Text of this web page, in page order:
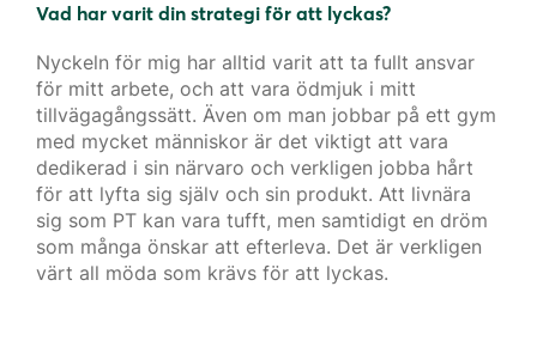
Vad har varit din strategi för att lyckas?
Nyckeln för mig har alltid varit att ta fullt ansvar
för mitt arbete, och att vara ödmjuk i mitt
tillvägagångssätt. Även om man jobbar på ett gym
med mycket människor är det viktigt att vara
dedikerad i sin närvaro och verkligen jobba hårt
för att lyfta sig själv och sin produkt. Att livnära
sig som PT kan vara tufft, men samtidigt en dröm
som många önskar att efterleva. Det är verkligen
värt all möda som krävs för att lyckas.